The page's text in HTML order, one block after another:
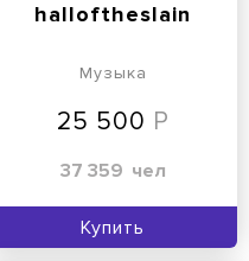
halloftheslain
Музыка
25 500
37 359 чел
Купить